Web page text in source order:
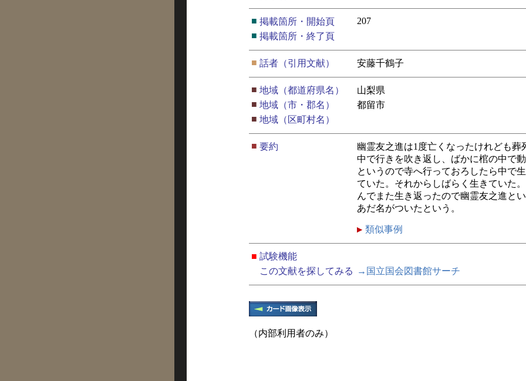
■ 掲載箇所・開始頁
207
■ 掲載箇所・終了頁
■ 話者（引用文献） 安藤千鶴子
■ 地域（都道府県名）
山梨県
■ 地域（市・郡名）
都留市
■ 地域（区町村名）
■ 要約
幽霊友之進は1度亡くなったけれども葬
中で行きを吹き返し、ばかに棺の中で
というので寺へ行っておろしたら中で
ていた。それからしばらく生きていた
んでまた生き返ったので幽霊友之進と
あだ名がついたという。
類似事例
■ 試験機能
この文献を探してみる
→国立国会図書館サーチ
（内部利用者のみ）